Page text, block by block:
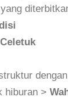
Celetuk
hiburan >